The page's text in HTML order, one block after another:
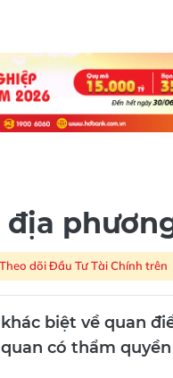
Theo dõi Đầu Tư Tài Chính trên
biệt về quan
có thẩm